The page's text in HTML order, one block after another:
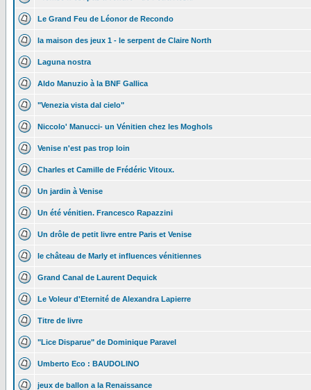
Le Grand Feu de Léonor de Recondo
la maison des jeux 1 - le serpent de Claire North
Laguna nostra
Aldo Manuzio à la BNF Gallica
"Venezia vista dal cielo"
Niccolo' Manucci- un Vénitien chez les Moghols
Venise n'est pas trop loin
Charles et Camille de Frédéric Vitoux.
Un jardin à Venise
Un été vénitien. Francesco Rapazzini
Un drôle de petit livre entre Paris et Venise
le château de Marly et influences vénitiennes
Grand Canal de Laurent Dequick
Le Voleur d'Eternité de Alexandra Lapierre
Titre de livre
"Lice Disparue" de Dominique Paravel
Umberto Eco : BAUDOLINO
jeux de ballon a la Renaissance